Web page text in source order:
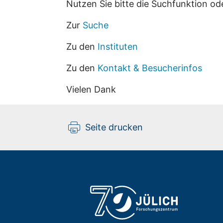
Nutzen Sie bitte die Suchfunktion
Zur Suche
Zu den Instituten
Zu den Kontakt & Besucherinfos
Vielen Dank
Seite drucken